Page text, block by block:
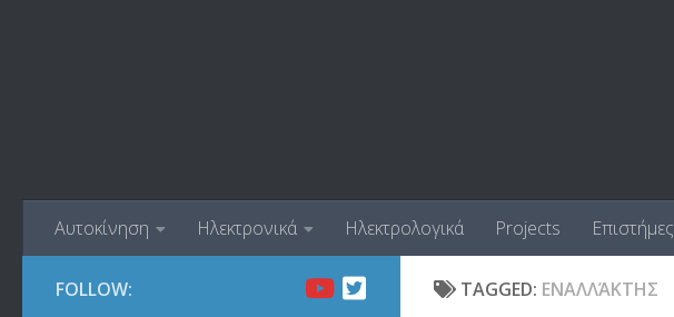
Αυτοκίνηση Ηλεκτρονικά Ηλεκτρολογικά Projects Επιστήμες
TAGGED: ΕΝΑΛΛΆΚΤΗΣ
FOLLOW: